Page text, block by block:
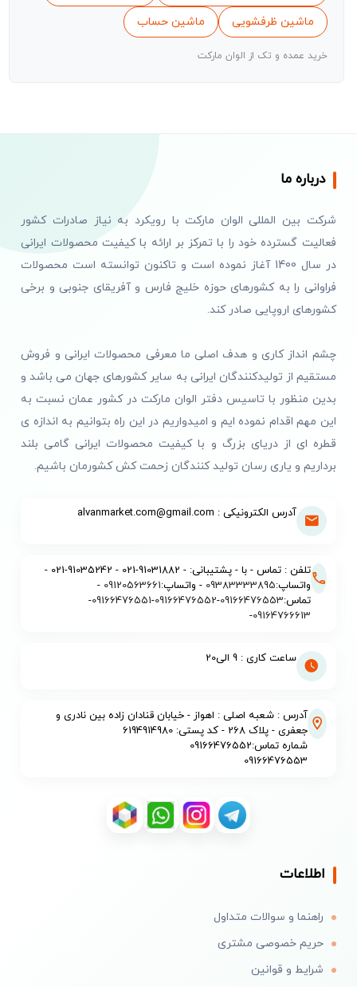
ماشین ظرفشویی ماشین حساب
خرید عمده و تک از الوان مارکت
درباره ما
شرکت بین المللی الوان مارکت با رویکرد به نیاز صادرات کشور
فعالیت گسترده خود را با تمرکز بر ارائه با کیفیت محصولات ایرانی
در سال 1400 آغاز نموده است و تاکنون توانسته است محصولات
فراوانی را به کشورهای حوزه خلیج فارس و آفریقای جنوبی و برخی
کشورهای اروپایی صادر کند.
چشم انداز کاری و هدف اصلی ما معرفی محصولات ایرانی و فروش
مستقیم از تولیدکنندگان ایرانی به سایر کشورهای جهان می باشد و
بدین منظور با تاسیس دفتر الوان مارکت در کشور عمان نسبت به
این مهم اقدام نموده ایم و امیدواریم در این راه بتوانیم به اندازه ی
قطره ای از دریای بزرگ و با کیفیت محصولات ایرانی گامی بلند
برداریم و یاری رسان تولید کنندگان زحمت کش کشورمان باشیم.
آدرس الکترونیکی : alvanmarket.com@gmail.com
تلفن : تماس - با - پشتیبانی: - 91031882-021 - 91035242-021 -
واتساپ:09383333895 - واتساپ:09120563661
-
تماس:09166476553
-
09166476552
-
09166476551
-
09164766613
-
ساعت کاری : 9 الی20
آدرس : شعبه اصلی : اهواز - خیابان قنادان زاده بین نادری و
جعفری - پلاک 268 - کد پستی: 6194914980
شماره تماس:09166476552
09166476553
اطلاعات
راهنما و سوالات متداول
حریم خصوصی مشتری
شرایط و قوانین